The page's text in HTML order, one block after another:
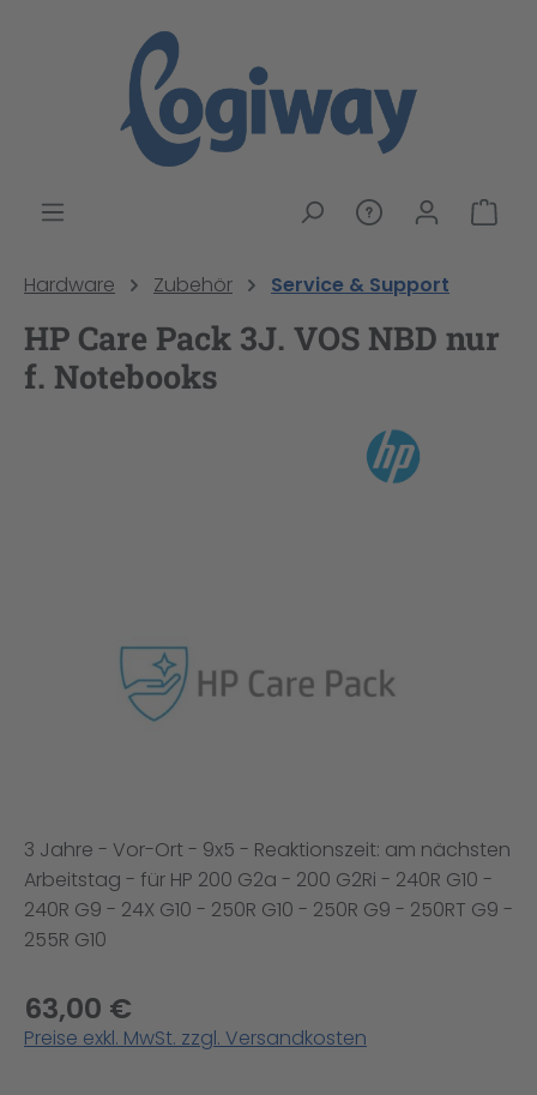
Hardware Zubehör Service & Support
HP Care Pack 3J. VOS NBD nur
f. Notebooks
3 Jahre - Vor-Ort - 9x5 - Reaktionszeit: am nächsten
Arbeitstag - für HP 200 G2a - 200 G2Ri - 240R G10 -
240R G9 - 24X G10 - 250R G10 - 250R G9 - 250RT G9 -
255R G10
63,00 €
Preise exkl. MwSt. zzgl. Versandkosten